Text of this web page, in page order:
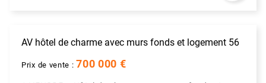
AV hôtel de charme avec murs fonds et logement 56
Prix de vente : 700 000 €